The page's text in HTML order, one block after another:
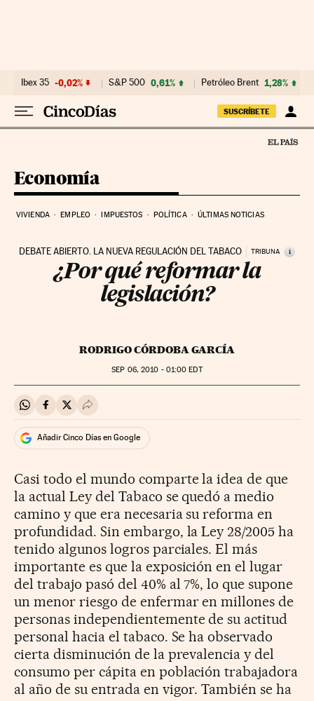
Ibex 35 -0,02% S&P 500 0,61% Petróleo Brent 1,28%
SUSCRÍBETE
Economía
VIVIENDA EMPLEO IMPUESTOS POLÍTICA ÚLTIMAS NOTICIAS
DEBATE ABIERTO. LA NUEVA REGULACIÓN DEL TABACO TRIBUNA i
¿Por qué reformar la
legislación?
RODRIGO CÓRDOBA GARCÍA
SEP 06, 2010 - 01:00 EDT
Compartir en Whatsapp
Compartir en Facebook
Compartir en Twitter
Desplegar Redes Sociales
Añadir Cinco Días en Google
Casi todo el mundo comparte la idea de que
la actual Ley del Tabaco se quedó a medio
camino y que era necesaria su reforma en
profundidad. Sin embargo, la Ley 28/2005 ha
tenido algunos logros parciales. El más
importante es que la exposición en el lugar
del trabajo pasó del 40% al 7%, lo que supone
un menor riesgo de enfermar en millones de
personas independientemente de su actitud
personal hacia el tabaco. Se ha observado
cierta disminución de la prevalencia y del
consumo per cápita en población trabajadora
al año de su entrada en vigor. También se ha